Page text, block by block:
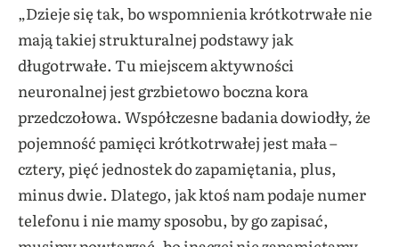
„Dzieje się tak, bo wspomnienia krótkotrwałe nie
mają takiej strukturalnej podstawy jak
długotrwałe. Tu miejscem aktywności
neuronalnej jest grzbietowo boczna kora
przedczołowa. Współczesne badania dowiodły, że
pojemność pamięci krótkotrwałej jest mała –
cztery, pięć jednostek do zapamiętania, plus,
minus dwie. Dlatego, jak ktoś nam podaje numer
telefonu i nie mamy sposobu, by go zapisać,